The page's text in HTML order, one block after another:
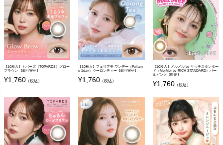
【10枚入】トパーズ（TOPARDS）グロー
ブラウン 【取り寄せ】
¥1,760 （税込）
【10枚入】フェリアモ ワンデー（Feliam
o 1day）ウーロンティー【取り寄せ】
¥1,760 （税込）
【10枚入】メルメル by リッチスタンダー
ド（MerMer by RICH STANDARD）パー
ルピンク【即納】
¥1,760（税込）